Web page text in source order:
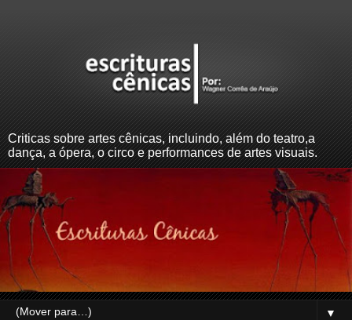
Criticas sobre artes cênicas, incluindo, além do teatro,a
dança, a ópera, o circo e performances de artes visuais.
▼